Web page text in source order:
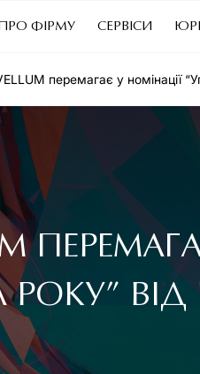
ПРО ФІРМУ СЕРВІСИ
перемагає у номінації
ВІД